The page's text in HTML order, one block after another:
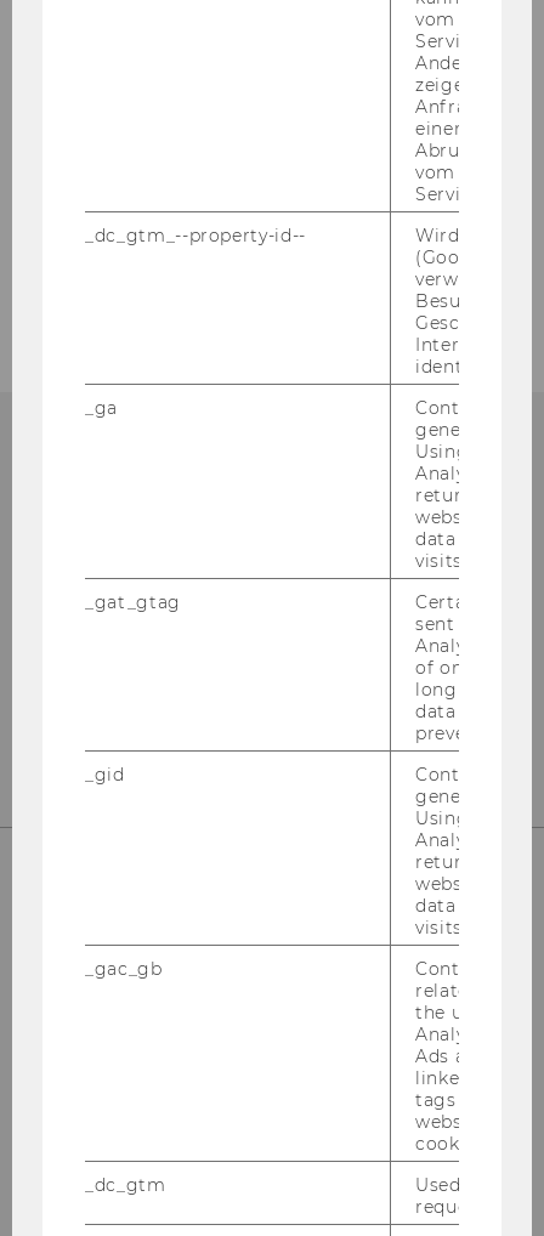
Institute for Austrian and
Departmentbuilding D3, 2nd Floor
UNSERE SOCIAL MEDIA KANÄLE
vom AMP-
Service
Andere
zeigen Opt-
Anfrage im
einen Fehler
Abrufen
vom AMP
Service an.
_dc_gtm_--property-id--
Wird von
(Google Tag
verwendet,
Besucher
Geschlecht
Interessen zu
identifizieren.
_ga
Contains a
generated
Using this
Analytics can
returning
website and
data from
visits.
_gat_gtag
Certain data
sent to
Analytics a
of once per
long as it is
data
prevented.
_gid
Contains a
generated
Using this
Analytics can
returning
website and
data from
visits.
_gac_gb
Contains
related
the user. If
Analytics and
Ads accounts
linked, the
tags on the
website read
cookie.
_dc_gtm
Used to
request rate.